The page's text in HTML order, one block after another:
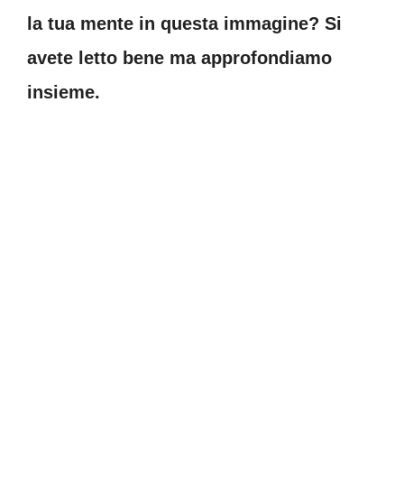
la tua mente in questa immagine? Si
avete letto bene ma approfondiamo
insieme.